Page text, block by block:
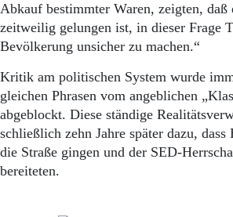
Abkauf bestimmter Waren, zeigten, daß
zeitweilig gelungen ist, in dieser Frage
Bevölkerung unsicher zu machen.“
Kritik am politischen System wurde
gleichen Phrasen vom angeblichen
abgeblockt. Diese ständige
schließlich zehn Jahre später dazu, dass
die Straße gingen und der SED-
bereiteten.